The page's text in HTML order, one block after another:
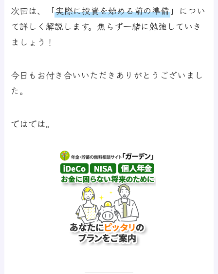
次回は、 「実際に投資を始める前の準備」
につい
て詳しく解説します。焦らず一緒に勉強していき
ましょう！
今日もお付き合いいただきありがとうございまし
た。
ではでは。